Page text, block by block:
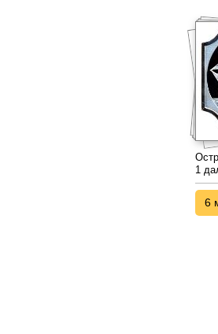
1
6